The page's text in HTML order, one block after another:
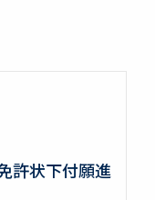
許状下付願進